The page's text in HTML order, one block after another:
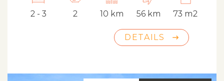
2 - 3 2 10 km 56 km 73 m2
DETAILS